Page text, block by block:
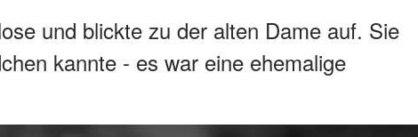
und blickte zu der alten Dame auf. Sie
kannte - es war eine ehemalige